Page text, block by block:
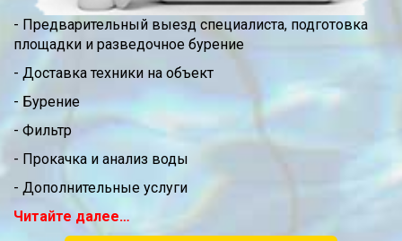
- Предварительный выезд специалиста, подготовка
площадки и разведочное бурение
- Доставка техники на объект
- Бурение
- Фильтр
- Прокачка и анализ воды
- Дополнительные услуги
Читайте далее…